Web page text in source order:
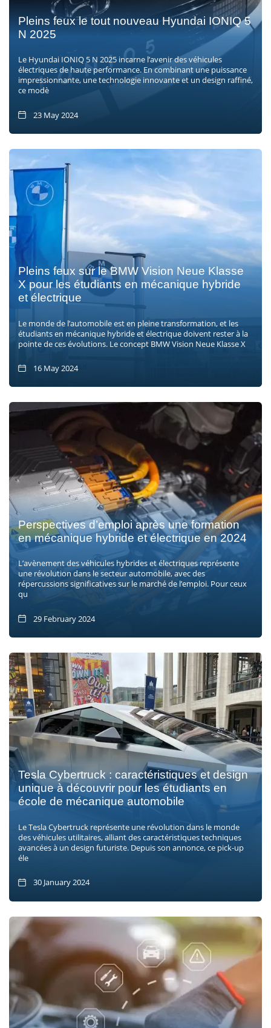
Pleins feux le tout nouveau Hyundai IONIQ 5
N 2025
Le Hyundai IONIQ 5 N 2025 incarne l’avenir des véhicules
électriques de haute performance. En combinant une puissance
impressionnante, une technologie innovante et un design raffiné,
ce modè
23 May 2024
Pleins feux sur le BMW Vision Neue Klasse
X pour les étudiants en mécanique hybride
et électrique
Le monde de l’automobile est en pleine transformation, et les
étudiants en mécanique hybride et électrique doivent rester à la
pointe de ces évolutions. Le concept BMW Vision Neue Klasse X
16 May 2024
Perspectives d’emploi après une formation
en mécanique hybride et électrique en 2024
L’avènement des véhicules hybrides et électriques représente
une révolution dans le secteur automobile, avec des
répercussions significatives sur le marché de l’emploi. Pour ceux
qu
29 February 2024
Tesla Cybertruck : caractéristiques et design
unique à découvrir pour les étudiants en
école de mécanique automobile
Le Tesla Cybertruck représente une révolution dans le monde
des véhicules utilitaires, alliant des caractéristiques techniques
avancées à un design futuriste. Depuis son annonce, ce pick-up
éle
30 January 2024